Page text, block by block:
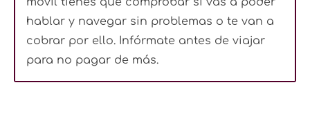
hablar y navegar sin problemas o te van a
cobrar por ello. Infórmate antes de viajar
para no pagar de más.